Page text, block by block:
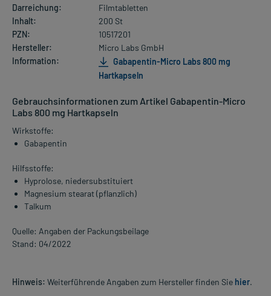
Darreichung:
Filmtabletten
Inhalt:
200 St
PZN:
10517201
Hersteller:
Micro Labs GmbH
Information:
Gabapentin-Micro Labs 800 mg
Hartkapseln
Gebrauchsinformationen zum Artikel Gabapentin-Micro
Labs 800 mg Hartkapseln
Wirkstoffe:
Gabapentin
Hilfsstoffe:
Hyprolose, niedersubstituiert
Magnesium stearat (pflanzlich)
Talkum
Quelle: Angaben der Packungsbeilage
Stand: 04/2022
Hinweis: Weiterführende Angaben zum Hersteller finden Sie hier.